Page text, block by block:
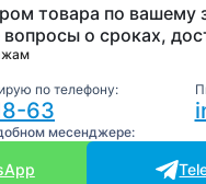
товара по вашему
о сроках,
по телефону:
63
месенджере: